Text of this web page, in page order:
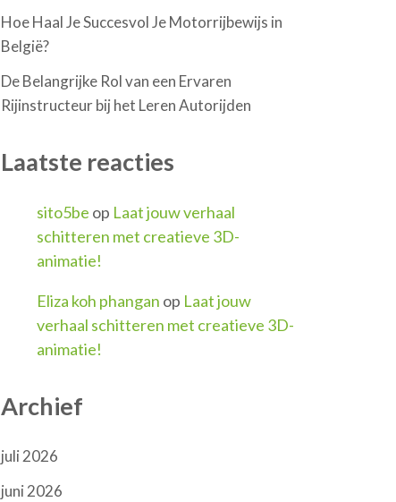
Hoe Haal Je Succesvol Je Motorrijbewijs in
België?
De Belangrijke Rol van een Ervaren
Rijinstructeur bij het Leren Autorijden
Laatste reacties
sito5be op Laat jouw verhaal
schitteren met creatieve 3D-
animatie!
Eliza koh phangan op Laat jouw
verhaal schitteren met creatieve 3D-
animatie!
Archief
juli 2026
juni 2026